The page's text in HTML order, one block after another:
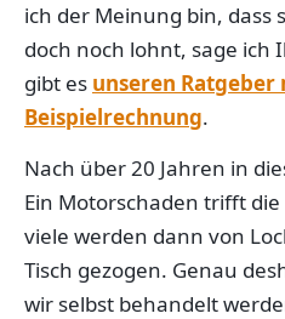
ich der Meinung bin, dass
doch noch lohnt, sage ich
gibt es unseren
Beispielrechnung.
Nach über 20 Jahren in
Ein Motorschaden trifft
viele werden dann von
Tisch gezogen. Genau
wir selbst behandelt